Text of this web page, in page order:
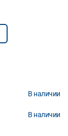
В наличии
В наличии